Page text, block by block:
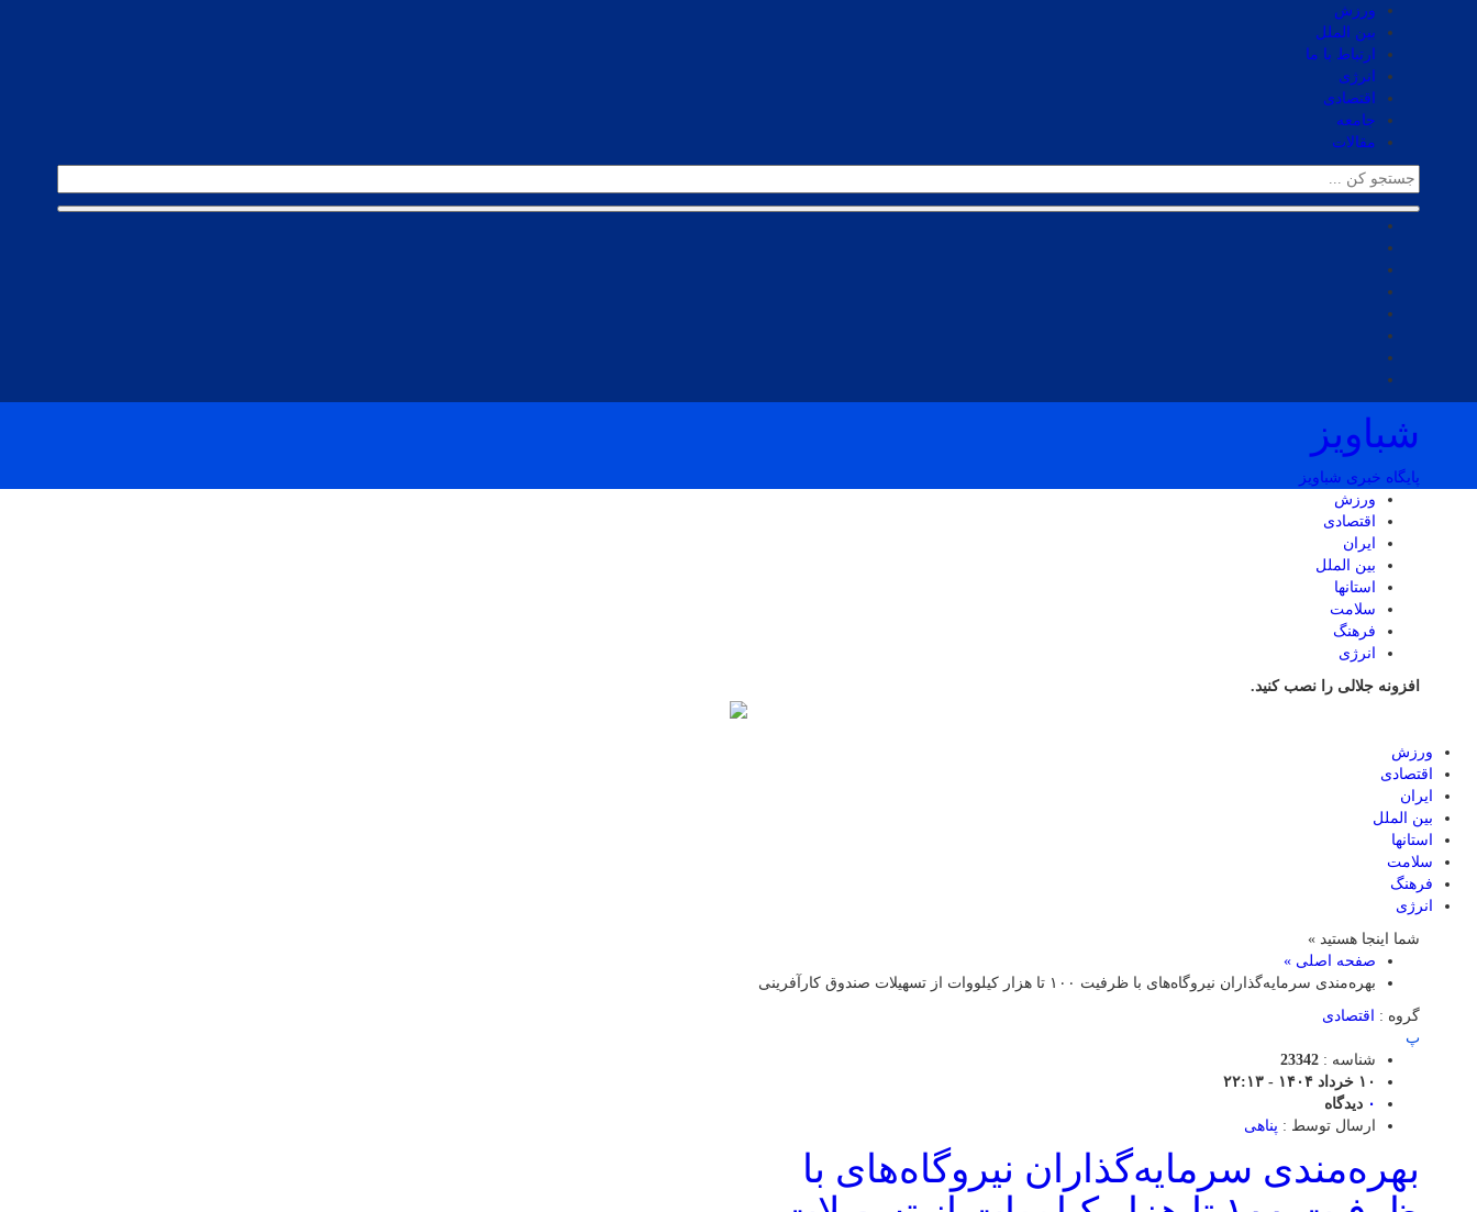
ورزش
بین الملل
ارتباط با ما
انرژی
اقتصادی
جامعه
مقالات
شباویز
پایگاه خبری شباویز
ورزش
اقتصادی
ایران
بین الملل
استانها
سلامت
فرهنگ
انرژی
افزونه جلالی را نصب کنید.
ورزش
اقتصادی
ایران
بین الملل
استانها
سلامت
فرهنگ
انرژی
شما اینجا هستید »
صفحه اصلی »
بهره‌مندی سرمایه‌گذاران نیروگاه‌های با ظرفیت ۱۰۰ تا هزار کیلووات از تسهیلات صندوق کارآفرینی
گروه :
اقتصادی
پ
شناسه : 23342
۱۰ خرداد ۱۴۰۴ - ۲۲:۱۳
۰ دیدگاه
ارسال توسط : پناهی
بهره‌مندی سرمایه‌گذاران نیروگاه‌های با